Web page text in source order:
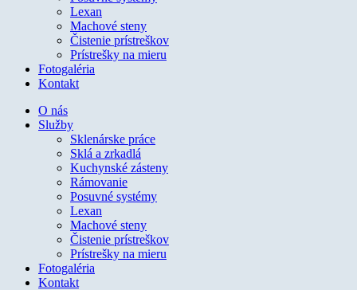
Lexan
Machové steny
Čistenie prístreškov
Prístrešky na mieru
Fotogaléria
Kontakt
O nás
Služby
Sklenárske práce
Sklá a zrkadlá
Kuchynské zásteny
Rámovanie
Posuvné systémy
Lexan
Machové steny
Čistenie prístreškov
Prístrešky na mieru
Fotogaléria
Kontakt